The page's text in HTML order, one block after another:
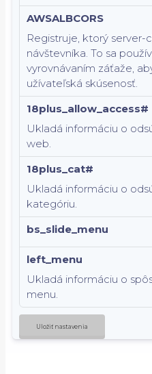
AWSALBCORS
Registruje, ktorý server-
návštevníka. To sa
vyrovnávaním záťaže,
užívateľská skúsenosť.
18plus_allow_access#
Ukladá informáciu o
web.
18plus_cat#
Ukladá informáciu o
kategóriu.
bs_slide_menu
left_menu
Ukladá informáciu o
menu.
Uložiť nastavenia